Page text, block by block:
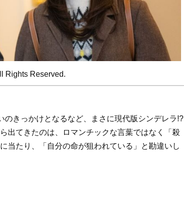
Rights Reserved.
のきっかけとなるなど、まさに現代版シンデレラ!?
出てきたのは、ロマンチックな言葉ではなく「殺
当たり、「自分の命が狙われている」と勘違いし